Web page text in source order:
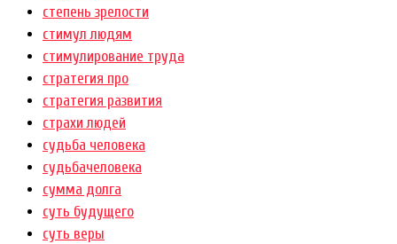
степень зрелости
стимул людям
стимулирование труда
стратегия про
стратегия развития
страхи людей
судьба человека
судьбачеловека
сумма долга
суть будущего
суть веры